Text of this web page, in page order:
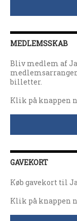
MEDLEMSSKAB
Bliv medlem af
billetter.
Klik på knappen
GAVEKORT
Køb gavekort til
Klik på knappen